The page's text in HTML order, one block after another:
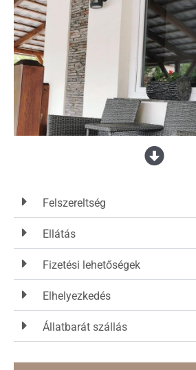
Felszereltség
Ellátás
Fizetési lehetőségek
Elhelyezkedés
Állatbarát szállás